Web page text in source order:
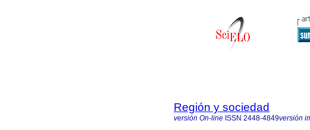
Región y sociedad
versión On-line ISSN 2448-4849versión